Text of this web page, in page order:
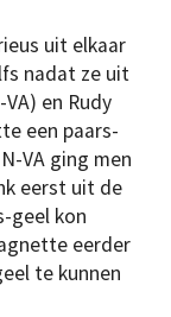
uit elkaar
nadat ze uit
en Rudy
een paars-
VA ging men
eerst uit de
geel kon
eerder
te kunnen